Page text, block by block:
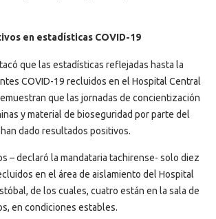
en estadísticas COVID-19
que las estadísticas reflejadas hasta la
COVID-19 recluidos en el Hospital Central
que las jornadas de concientización
y material de bioseguridad por parte del
dado resultados positivos.
– declaró la mandataria tachirense- solo diez
en el área de aislamiento del Hospital
de los cuales, cuatro están en la sala de
en condiciones estables.